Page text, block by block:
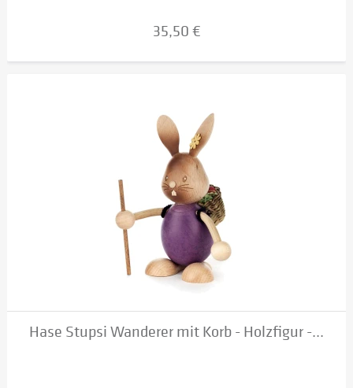
35,50 €
Hase Stupsi Wanderer mit Korb - Holzfigur -...